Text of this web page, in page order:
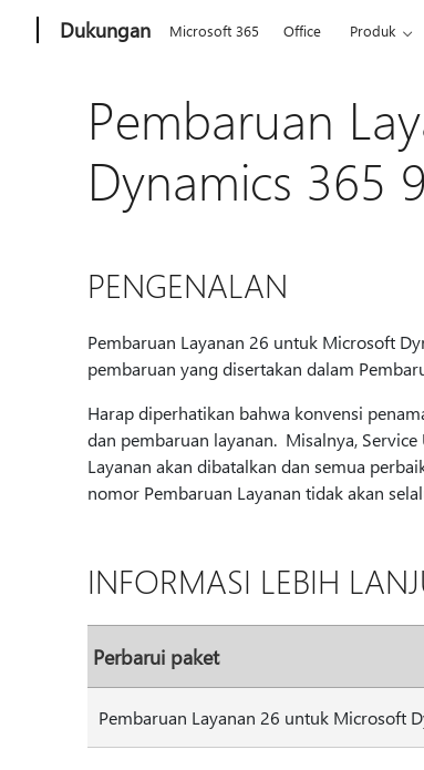
Dukungan Microsoft 365 Office Produk
Pembaruan
Dynamics 365
PENGENALAN
Pembaruan Layanan 26 untuk Microsoft
pembaruan yang disertakan dalam
Harap diperhatikan bahwa konvensi
dan pembaruan layanan. Misalnya, Service
Layanan akan dibatalkan dan semua
nomor Pembaruan Layanan tidak akan
INFORMASI LEBIH
Perbarui paket
Pembaruan Layanan 26 untuk Microsoft